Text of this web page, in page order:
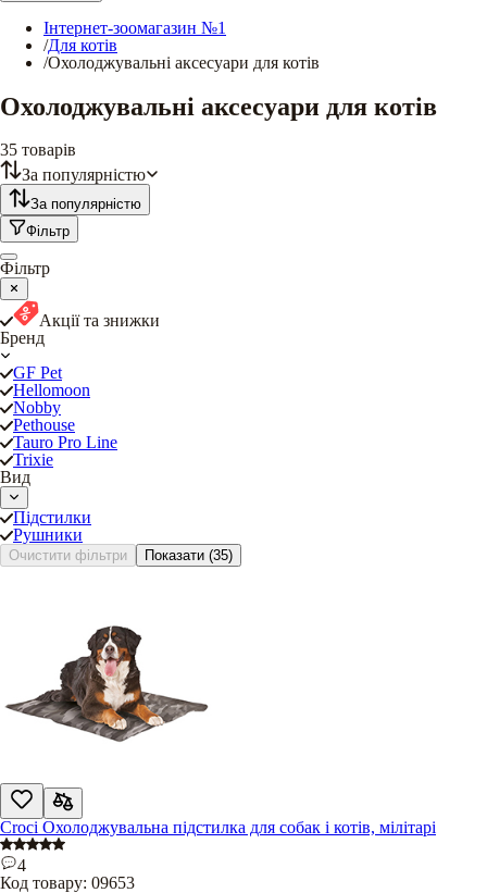
Інтернет-зоомагазин №1
/Для котів
/Охолоджувальні аксесуари для котів
Охолоджувальні аксесуари для котів
35 товарів
За популярністю
За популярністю
Фільтр
Фільтр
Акції та знижки
Бренд
GF Pet
Hellomoon
Nobby
Pethouse
Tauro Pro Line
Trixie
Вид
Підстилки
Рушники
Очистити фільтри Показати (35)
Croci Охолоджувальна підстилка для собак і котів, мілітарі
4
Код товару: 09653